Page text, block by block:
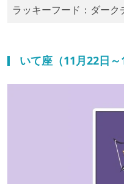
ラッキーフード：​ダーク
いて座（11月22日～